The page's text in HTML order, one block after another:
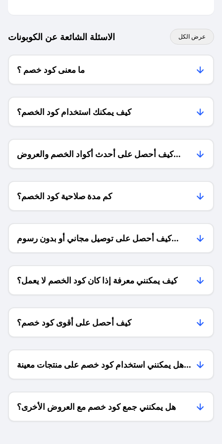
الاسئلة الشائعة عن الكوبونات عرض الكل
ما معنى كود خصم ؟
كيف يمكنك استخدام كود الخصم؟
كيف أحصل على أحدث أكواد الخصم والعروض
للمتاجر؟
كم مدة صلاحية كود الخصم؟
كيف أحصل على توصيل مجاني أو بدون رسوم
الشحن ؟
كيف يمكنني معرفة إذا كان كود الخصم لا يعمل؟
كيف أحصل على أقوى كود خصم؟
هل يمكنني استخدام كود خصم على منتجات معينة
فقط؟
هل يمكنني جمع كود خصم مع العروض الأخرى؟